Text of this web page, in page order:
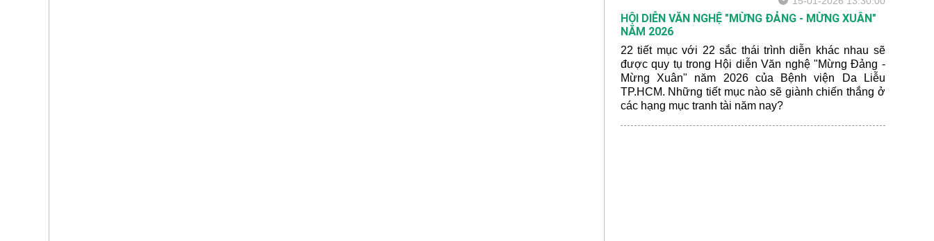
HỘI DIỄN VĂN NGHỆ "MỪNG ĐẢNG - MỪNG XUÂN"
NĂM 2026
22 tiết mục với 22 sắc thái trình diễn khác nhau sẽ
được quy tụ trong Hội diễn Văn nghệ "Mừng Đảng -
Mừng Xuân" năm 2026 của Bệnh viện Da Liễu
TP.HCM. Những tiết mục nào sẽ giành chiến thắng ở
các hạng mục tranh tài năm nay?